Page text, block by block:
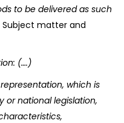
to be delivered as such
Subject matter and
(….)
which is
or national legislation,